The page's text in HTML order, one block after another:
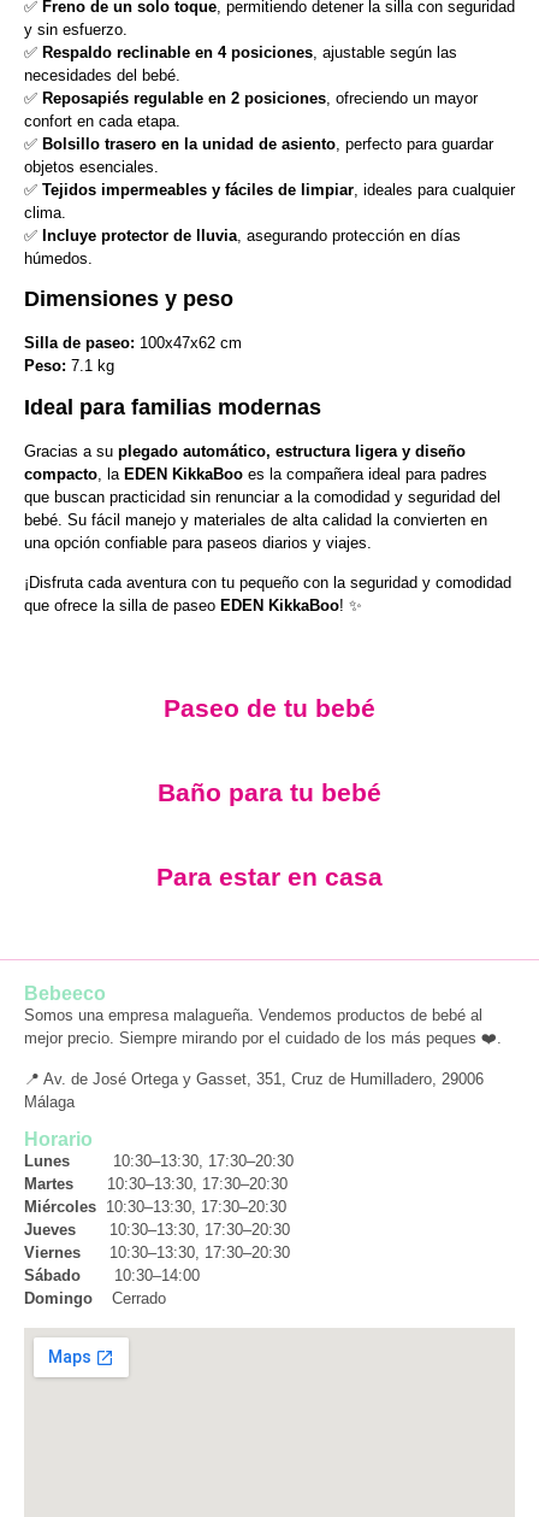
✅ Freno de un solo toque , permitiendo detener la silla con seguridad
y sin esfuerzo.
✅ Respaldo reclinable en 4 posiciones , ajustable según las
necesidades del bebé.
✅ Reposapiés regulable en 2 posiciones , ofreciendo un mayor
confort en cada etapa.
✅ Bolsillo trasero en la unidad de asiento , perfecto para guardar
objetos esenciales.
✅ Tejidos impermeables y fáciles de limpiar , ideales para cualquier
clima.
✅ Incluye protector de lluvia , asegurando protección en días
húmedos.
Dimensiones y peso
Silla de paseo: 100x47x62 cm
Peso: 7.1 kg
Ideal para familias modernas
Gracias a su plegado automático, estructura ligera y diseño
compacto , la EDEN KikkaBoo es la compañera ideal para padres
que buscan practicidad sin renunciar a la comodidad y seguridad del
bebé. Su fácil manejo y materiales de alta calidad la convierten en
una opción confiable para paseos diarios y viajes.
¡Disfruta cada aventura con tu pequeño con la seguridad y comodidad
que ofrece la silla de paseo EDEN KikkaBoo! ✨
Paseo de tu bebé
Baño para tu bebé
Para estar en casa
Bebeeco
Somos una empresa malagueña. Vendemos productos de bebé al
mejor precio. Siempre mirando por el cuidado de los más peques ❤️.
📍 Av. de José Ortega y Gasset, 351, Cruz de Humilladero, 29006
Málaga
Horario
Lunes 10:30–13:30, 17:30–20:30
Martes 10:30–13:30, 17:30–20:30
Miércoles 10:30–13:30, 17:30–20:30
Jueves 10:30–13:30, 17:30–20:30
Viernes 10:30–13:30, 17:30–20:30
Sábado
10:30–14:00
Domingo
Cerrado